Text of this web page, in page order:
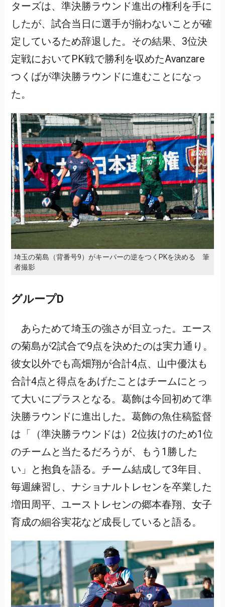
ターズは、準決勝ラウンド進出の権利を手に
したが、試合当日に選手が揃わないことが確
定しているため辞退した。その結果、3位決
定戦においてPK戦で勝利を収めたAvanzare
つくばが準決勝ラウンドに進むことになっ
た。
埼玉の菊島（背番号9）がキーパーの逆をつくPKを決める 筆
者撮影
グループD
あらためて埼玉の強さが目立った。エース
の菊島が2試合で9点を決めたのは実力通り。
彼女以外でも高畑翔が合計4点、山中優汰も
合計4点と得点をあげたことはチームにとっ
て大いにプラスとなる。葛飾は今回初めて準
決勝ラウンドに進出した。葛飾の魚住稿監督
は「（準決勝ラウンドは）2位抜けのため1位
のチームと当たるだろうが、もう1勝した
い」と抱負を語る。チーム結成して3年目、
毎週練習し、ナショナルトレセンを卒業した
増田周平、ユーストレセンの郷本春翔、女子
育成の細谷実花など成長していると語る。